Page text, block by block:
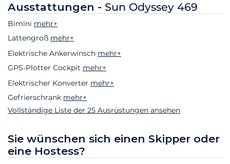
Ausstattungen - Sun Odyssey 469
Bimini mehr+
Lattengroß mehr+
Elektrische Ankerwinsch mehr+
GPS-Plotter Cockpit mehr+
Elektrischer Konverter mehr+
Gefrierschrank mehr+
Vollständige Liste der 25 Ausrüstungen ansehen
Sie wünschen sich einen Skipper oder
eine Hostess?